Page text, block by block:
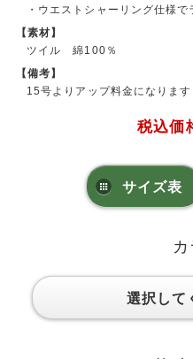
・ウエストシャーリング仕様で
【素材】
ツイル 綿100％
【備考】
15号よりアップ料金になりま
税込価
サイズ表
選択して